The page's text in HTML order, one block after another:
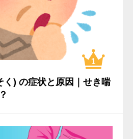
く) の症状と原因｜せき喘